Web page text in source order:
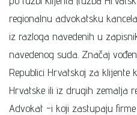
regionalnu advokatsku
iz razloga navedenih u
navedenog suda. Značaj
Republici Hrvatskoj za klijente
Hrvatske ili iz drugih zemalja
Advokat -i koji zastupaju firme